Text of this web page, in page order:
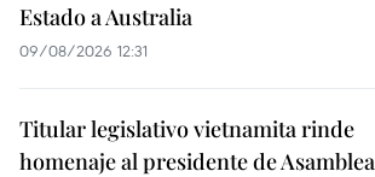
Estado a Australia
09/08/2026 12:31
Titular legislativo vietnamita rinde
homenaje al presidente de Asamblea